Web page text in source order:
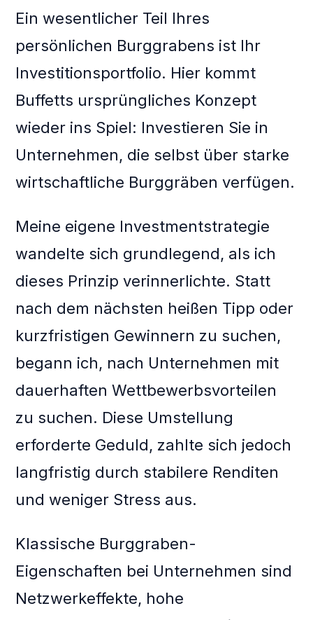
Ein wesentlicher Teil Ihres
persönlichen Burggrabens ist Ihr
Investitionsportfolio. Hier kommt
Buffetts ursprüngliches Konzept
wieder ins Spiel: Investieren Sie in
Unternehmen, die selbst über starke
wirtschaftliche Burggräben verfügen.
Meine eigene Investmentstrategie
wandelte sich grundlegend, als ich
dieses Prinzip verinnerlichte. Statt
nach dem nächsten heißen Tipp oder
kurzfristigen Gewinnern zu suchen,
begann ich, nach Unternehmen mit
dauerhaften Wettbewerbsvorteilen
zu suchen. Diese Umstellung
erforderte Geduld, zahlte sich jedoch
langfristig durch stabilere Renditen
und weniger Stress aus.
Klassische Burggraben-
Eigenschaften bei Unternehmen sind
Netzwerkeffekte, hohe